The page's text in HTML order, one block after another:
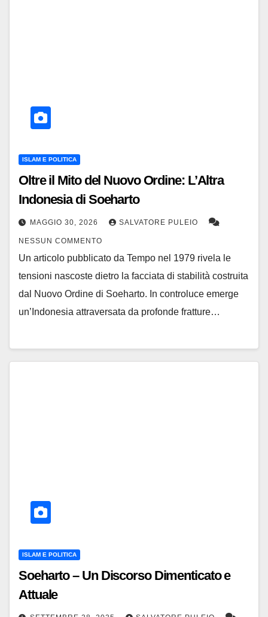
ISLAM E POLITICA
Oltre il Mito del Nuovo Ordine: L’Altra
Indonesia di Soeharto
MAGGIO 30, 2026 SALVATORE PULEIO
NESSUN COMMENTO
Un articolo pubblicato da Tempo nel 1979 rivela le
tensioni nascoste dietro la facciata di stabilità costruita
dal Nuovo Ordine di Soeharto. In controluce emerge
un’Indonesia attraversata da profonde fratture…
ISLAM E POLITICA
Soeharto – Un Discorso Dimenticato e
Attuale